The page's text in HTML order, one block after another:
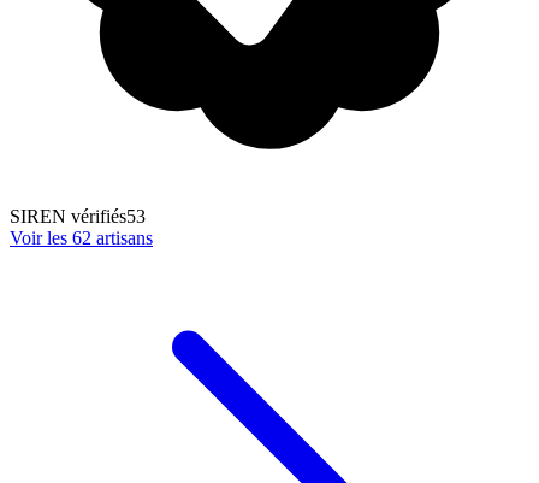
SIREN vérifiés53
Voir les 62 artisans